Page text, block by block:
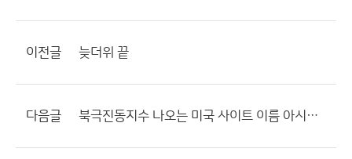
이전글 늦더위 끝
다음글 북극진동지수 나오는 미국 사이트 이름 아시는분..